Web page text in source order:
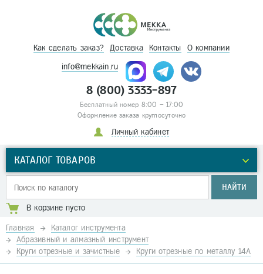
Как сделать заказ? Доставка Контакты О компании
info@mekkain.ru
8 (800) 3333-897
Бесплатный номер 8:00 – 17:00
Оформление заказа круглосуточно
Личный кабинет
КАТАЛОГ ТОВАРОВ
НАЙТИ
В корзине пусто
Главная
Каталог инструмента
Абразивный и алмазный инструмент
Круги отрезные и зачистные
Круги отрезные по металлу 14А